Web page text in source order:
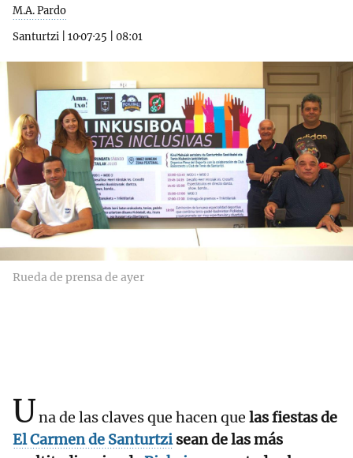
M.A. Pardo
Santurtzi
10·07·25 08:01
Rueda de prensa de ayer
Una de las claves que hacen que las fiestas de
El Carmen de Santurtzisean de las más